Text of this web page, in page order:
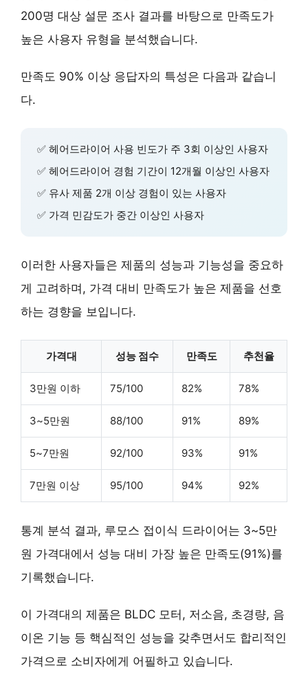
200명 대상 설문 조사 결과를 바탕으로 만족도가
높은 사용자 유형을 분석했습니다.
만족도 90% 이상 응답자의 특성은 다음과 같습니
다.
✅ 헤어드라이어 사용 빈도가 주 3회 이상인 사용자
✅ 헤어드라이어 경험 기간이 12개월 이상인 사용자
✅ 유사 제품 2개 이상 경험이 있는 사용자
✅ 가격 민감도가 중간 이상인 사용자
이러한 사용자들은 제품의 성능과 기능성을 중요하
게 고려하며, 가격 대비 만족도가 높은 제품을 선호
하는 경향을 보입니다.
가격대 성능 점수 만족도 추천율
3만원 이하 75/100 82% 78%
3~5만원 88/100 91% 89%
5~7만원 92/100 93% 91%
7만원 이상 95/100 94% 92%
통계 분석 결과, 루모스 접이식 드라이어는 3~5만
원 가격대에서 성능 대비 가장 높은 만족도(91%)를
기록했습니다.
이 가격대의 제품은 BLDC 모터, 저소음, 초경량, 음
이온 기능 등 핵심적인 성능을 갖추면서도 합리적인
가격으로 소비자에게 어필하고 있습니다.